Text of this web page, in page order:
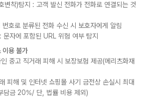
변착)탐지 : 고객 발신 전화가 전화로 연결되는 것
호로 분류된 전화 수신 시 보호자에게 알림
자에 포함된 URL 위험 여부 탐지
용 불가
중고 직거래 피해 시 보장보험 제공(메리츠화재
피해 및 인터넷 쇼핑몰 사기 금전상 손실시 최대
담금 20%/ 단, 법률 비용 제외)